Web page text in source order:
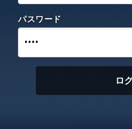
パスワード